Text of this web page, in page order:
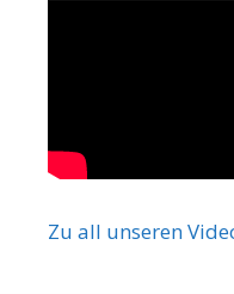
Zu all unseren